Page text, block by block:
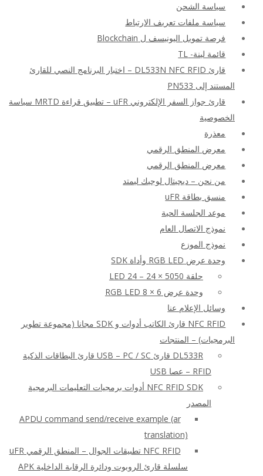
سياسة الشحن
سياسة ملفات تعريف الارتباط
فرصة تمويل اليونيسف ل Blockchain
قائمة لينة- TL
قارئ DL533N NFC RFID – اختبار البرنامج النصي للقارئ
المستند إلى PN533
قارئ جواز السفر الإلكتروني uFR – تطبيق قراءة MRTD سياسة
الخصوصية
معذرة
معرض المنطق الرقمي
معرض المنطق الرقمي
من نحن – ديجيتال لوجيك ليمتد
منسق بطاقة uFR
موعد الجلسة الحية
نموذج الاتصال العام
نموذج الموزع
وحدة عرض RGB LED وأداة SDK
حلقة LED 24 – 24 × 5050
وحدة عرض RGB LED 8 × 6
وسائل الإعلام عنا
NFC RFID قارئ الكاتب أدوات و SDK مجانا (مجموعة تطوير
البرمجيات) – المنتجات
DL533R قارئ USB – PC / SC قارئ البطاقات الذكية
RFID – عصا USB
NFC RFID SDK أدوات برمجيات التعليمات البرمجية
المصدر
APDU command send/receive example (ar
translation)
NFC RFID تطبيقات الجوال – المنطق الرقمي uFR
سلسلة قارئ الروبوت ودائرة الرقابة الداخلية APK